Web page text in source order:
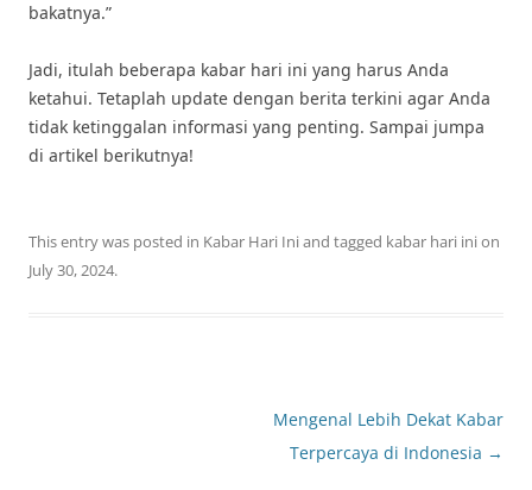
bakatnya.”
Jadi, itulah beberapa kabar hari ini yang harus Anda
ketahui. Tetaplah update dengan berita terkini agar Anda
tidak ketinggalan informasi yang penting. Sampai jumpa
di artikel berikutnya!
This entry was posted in Kabar Hari Iniand tagged kabar hari inion
July 30, 2024.
Mengenal Lebih Dekat Kabar
Terpercaya di Indonesia →